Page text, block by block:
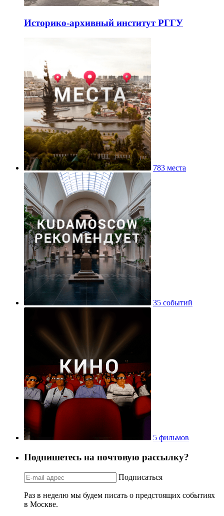
Историко-архивный институт РГГУ
783 места
35 событий
5 фильмов
Подпишетесь на почтовую рассылку?
Подписаться
Раз в неделю мы будем писать о предстоящих событиях
в Москве.